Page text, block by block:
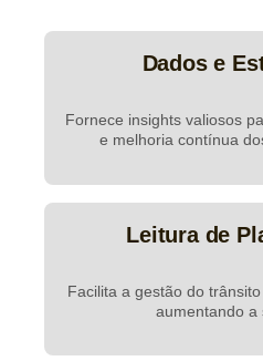
Dados e
Fornece insights valiosos
e melhoria contínua
Leitura de
Facilita a gestão do
aumentando a